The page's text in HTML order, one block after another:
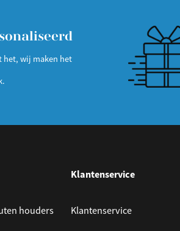
het, wij maken het
houders
Klantenservice
Klantenservice